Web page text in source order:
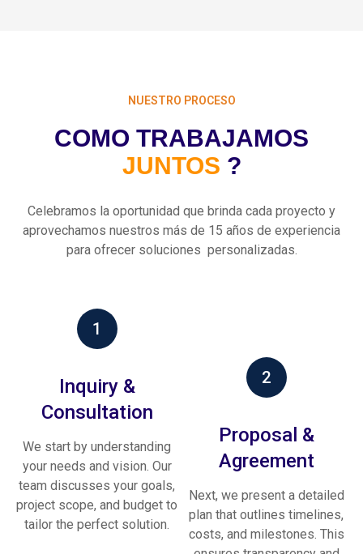
NUESTRO PROCESO
COMO TRABAJAMOS
JUNTOS ?
Celebramos la oportunidad que brinda cada proyecto y
aprovechamos nuestros más de 15 años de experiencia
para ofrecer soluciones personalizadas.
1
Inquiry &
Consultation
We start by understanding
your needs and vision. Our
team discusses your goals,
project scope, and budget to
tailor the perfect solution.
2
Proposal &
Agreement
Next, we present a detailed
plan that outlines timelines,
costs, and milestones. This